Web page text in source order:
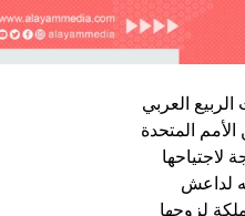
العربي
المتحدة
لاجتياحها
لداعش
لزوجها